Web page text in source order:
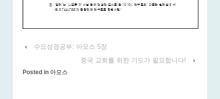
‹
수요성경공부: 아모스 5장
중국 교회를 위한 기도가 필요합니다!
›
Posted in 아모스